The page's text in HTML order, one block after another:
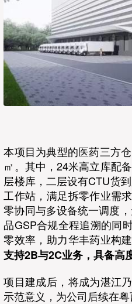
本项目为典型的医药三方
㎡。其中，24米高立库配
层楼库，二层设有CTU货
工作站，满足拆零作业需
零协同与多设备统一调度
品GSP合规全程追溯的同
零效率，助力华丰药业构
支持2B与2C业务，具备高
项目建成后，将成为湛江
示范意义，为公司后续在